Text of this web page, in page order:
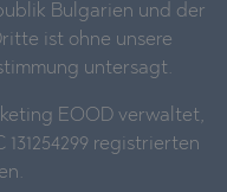
Bulgarien und der
ist ohne unsere
untersagt.
EOOD verwaltet,
registrierten